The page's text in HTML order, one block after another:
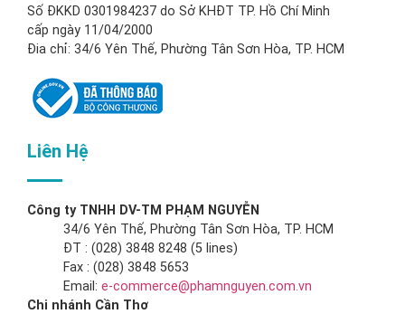
Số ĐKKD 0301984237 do Sở KHĐT TP. Hồ Chí Minh
cấp ngày 11/04/2000
Đia chỉ: 34/6 Yên Thế, Phường Tân Sơn Hòa, TP. HCM
Liên Hệ
Công ty TNHH DV-TM PHẠM NGUYỄN
34/6 Yên Thế, Phường Tân Sơn Hòa, TP. HCM
ĐT : (028) 3848 8248 (5 lines)
Fax : (028) 3848 5653
Email: e-commerce@phamnguyen.com.vn
Chi nhánh Cần Thơ